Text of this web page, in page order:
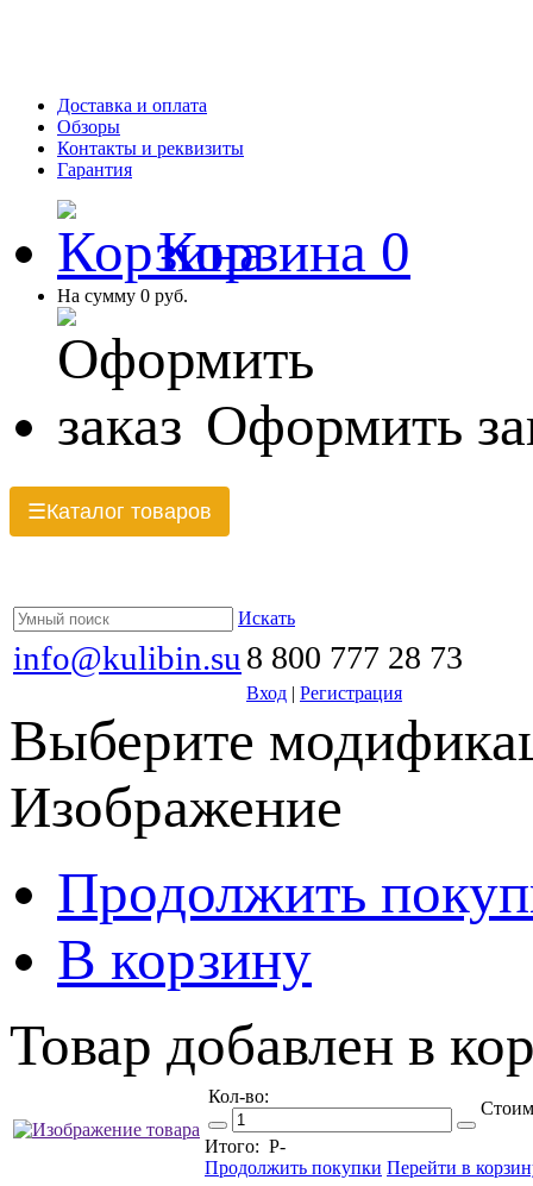
Доставка и оплата
Обзоры
Контакты и реквизиты
Гарантия
Корзина 0
На сумму 0 руб.
Оформить
☰Каталог товаров
Искать
info@kulibin.su 8 800 777 28 73
Вход | Регистрация
Выберите
Изображение
Продолжить
В корзину
Товар добавлен в
Кол-во:
Итого: Р-
Продолжить покупки Перейти в